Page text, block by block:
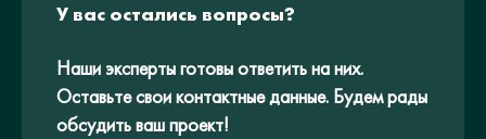
У вас остались вопросы?
Наши эксперты готовы ответить на них.
Оставьте свои контактные данные. Будем рады
обсудить ваш проект!